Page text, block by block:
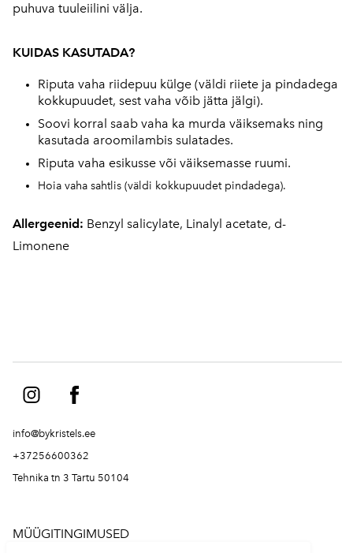
puhuva tuuleiilini välja.
KUIDAS KASUTADA?
Riputa vaha riidepuu külge (väldi riiete ja pindadega
kokkupuudet, sest vaha võib jätta jälgi).
Soovi korral saab vaha ka murda väiksemaks ning
kasutada aroomilambis sulatades.
Riputa vaha esikusse või väiksemasse ruumi.
Hoia vaha sahtlis (väldi kokkupuudet pindadega).
Allergeenid: Benzyl salicylate, Linalyl acetate, d-
Limonene
info@bykristels.ee
+37256600362
Tehnika tn 3 Tartu 50104
MÜÜGITINGIMUSED